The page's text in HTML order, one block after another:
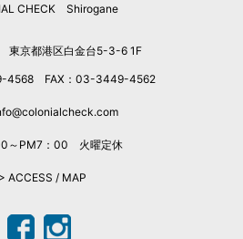
CHECK Shirogane
京都港区白金台5-3-6 1F
4568 FAX：03-3449-4562
～PM7：00 火曜定休
ACCESS / MAP